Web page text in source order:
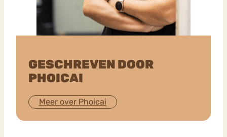
GESCHREVEN DOOR
PHOICAI
Meer over Phoicai